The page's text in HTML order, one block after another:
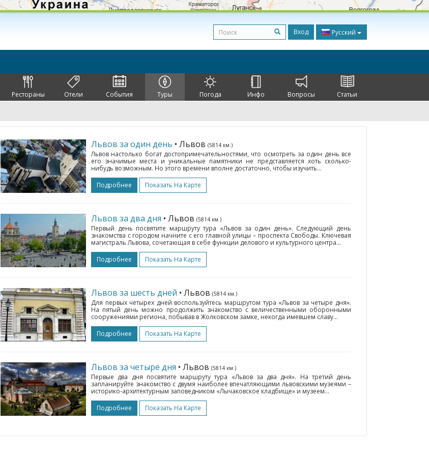
Вход Русский
Рестораны Отели События Туры Погода Инфо Вопросы Статьи
Львов за один день • Львов (5814 км.)
Львов настолько богат достопримечательностями, что осмотреть за один день все
его значимые места и уникальные памятники не представляется хоть сколько-
нибудь возможным. Но этого времени вполне достаточно, чтобы изучить...
Подробнее
Показать На Карте
Львов за два дня • Львов (5814 км.)
Первый день посвятите маршруту тура «Львов за один день». Следующий день
знакомства с городом начните с его главной улицы – проспекта Свободы. Ключевая
магистраль Львова, сочетающая в себе функции делового и культурного центра...
Подробнее
Показать На Карте
Львов за шесть дней • Львов (5814 км.)
Для первых четырех дней воспользуйтесь маршрутом тура «Львов за четыре дня».
На пятый день можно продолжить знакомство с величественными оборонными
сооружениями региона, побывав в Жолковском замке, некогда имевшем славу...
Подробнее
Показать На Карте
Львов за четыре дня • Львов (5814 км.)
Первые два дня посвятите маршруту тура «Львов за два дня». На третий день
запланируйте знакомство с двумя наиболее впечатляющими львовскими музеями –
историко-архитектурным заповедником «Лычаковское кладбище» и музеем...
Подробнее
Показать На Карте